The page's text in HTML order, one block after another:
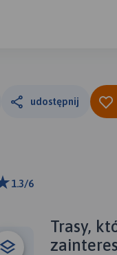
udostępnij
1.3/6
Trasy,